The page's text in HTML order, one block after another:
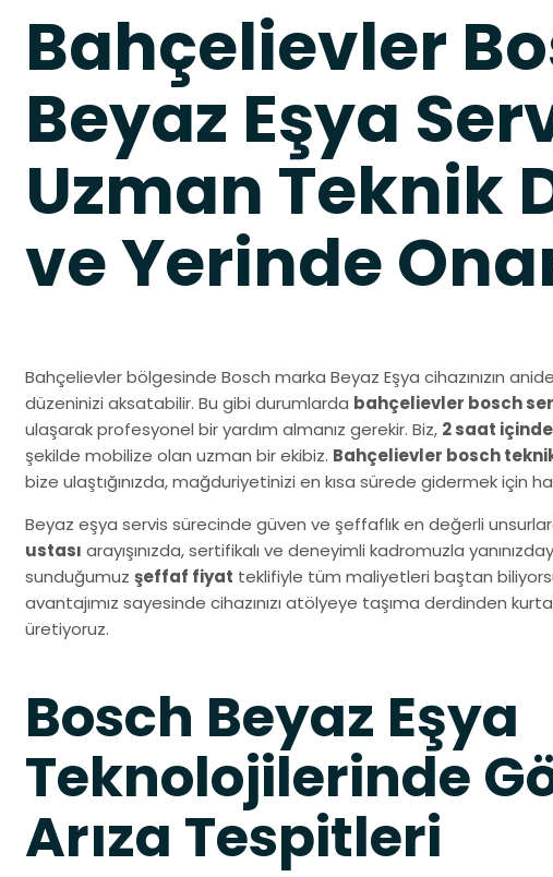
Bahçelievler
Beyaz Eşya
Uzman Teknik
ve Yerinde
Bahçelievler bölgesinde Bosch marka Beyaz Eşya cihazınızın
düzeninizi aksatabilir. Bu gibi durumlarda bahçelievler bosch
ulaşarak profesyonel bir yardım almanız gerekir. Biz, 2 saat
şekilde mobilize olan uzman bir ekibiz. Bahçelievler bosch
bize ulaştığınızda, mağduriyetinizi en kısa sürede gidermek için
Beyaz eşya servis sürecinde güven ve şeffaflık en değerli
ustası arayışınızda, sertifikalı ve deneyimli kadromuzla
sunduğumuz şeffaf fiyat teklifiyle tüm maliyetleri baştan
avantajımız sayesinde cihazınızı atölyeye taşıma derdinden
üretiyoruz.
Bosch Beyaz Eşya
Teknolojilerinde
Arıza Tespitleri